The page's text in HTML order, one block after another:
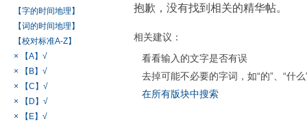
【字的时间地理】
【词的时间地理】
【校对标准A-Z】
× 【A】√
× 【B】√
× 【C】√
× 【D】√
× 【E】√
抱歉，没有找到相关的精华帖。
相关建议：
看看输入的文字是否有误
去掉可能不必要的字词，如“的”、“什么
在所有版块中搜索